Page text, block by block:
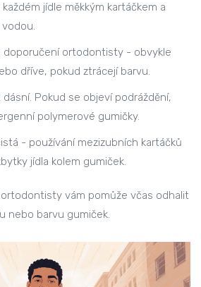
jídle měkkým kartáčkem a
doporučení ortodontisty - obvykle
dříve, pokud ztrácejí barvu.
dásní. Pokud se objeví podráždění,
polymerové gumičky.
- používání mezizubních kartáčků
jídla kolem gumiček.
vám pomůže včas odhalit
nebo barvu gumiček.